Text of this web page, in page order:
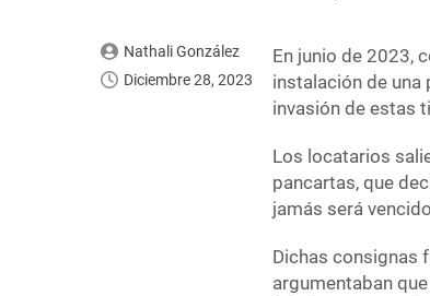
Nathali González
Diciembre 28, 2023
En junio de 2023,
instalación de una
invasión de estas
Los locatarios
pancartas, que
jamás será
Dichas consignas
argumentaban